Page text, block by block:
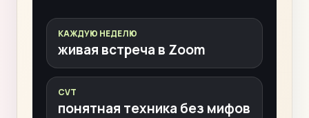
КАЖДУЮ НЕДЕЛЮ
живая встреча в Zoom
CVT
понятная техника без мифов